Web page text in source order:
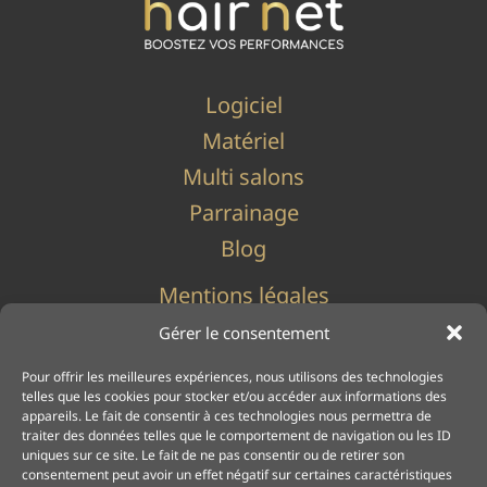
Gérer le consentement
Pour offrir les meilleures expériences, nous utilisons des technologies
telles que les cookies pour stocker et/ou accéder aux informations des
appareils. Le fait de consentir à ces technologies nous permettra de
traiter des données telles que le comportement de navigation ou les ID
uniques sur ce site. Le fait de ne pas consentir ou de retirer son
consentement peut avoir un effet négatif sur certaines caractéristiques
Logiciel
Matériel
Multi salons
Parrainage
Blog
Mentions légales
Politique de cookies (UE)
Politique de confidentialité